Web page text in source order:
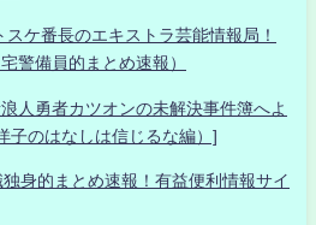
ケ番長のエキストラ芸能情報局！
警備員的まとめ速報）
人勇者カツオンの未解決事件簿へよ
子のはなしは信じるな編）]
的まとめ速報！有益便利情報サイ